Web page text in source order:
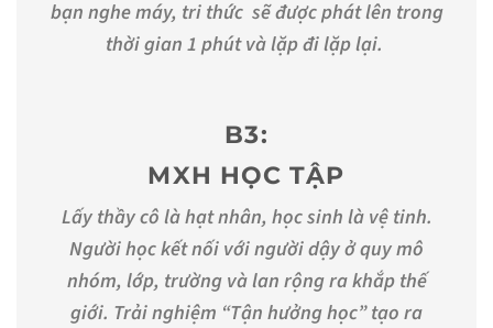
bạn nghe máy, tri thức sẽ được phát lên trong
thời gian 1 phút và lặp đi lặp lại.
B3:
MXH HỌC TẬP
Lấy thầy cô là hạt nhân, học sinh là vệ tinh.
Người học kết nối với người dậy ở quy mô
nhóm, lớp, trường và lan rộng ra khắp thế
giới. Trải nghiệm “Tận hưởng học” tạo ra